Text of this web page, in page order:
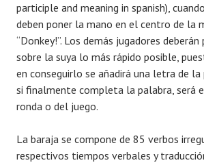
participle and meaning in spanish),
deben poner la mano en el centro de la
“Donkey!”. Los demás jugadores
sobre la suya lo más rápido posible,
en conseguirlo se añadirá una letra de la
si finalmente completa la palabra, será
ronda o del juego.
La baraja se compone de 85 verbos
respectivos tiempos verbales y